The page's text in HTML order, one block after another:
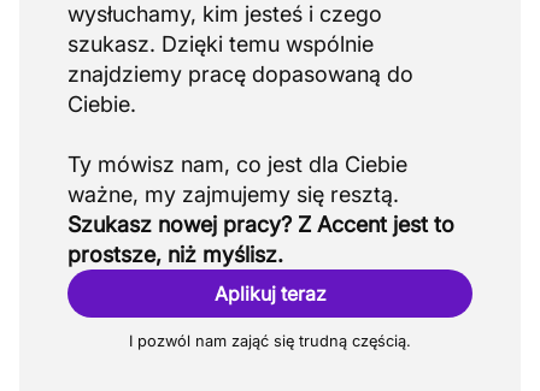
wysłuchamy, kim jesteś i czego
szukasz. Dzięki temu wspólnie
znajdziemy pracę dopasowaną do
Ciebie.
Ty mówisz nam, co jest dla Ciebie
Szukasz nowej pracy? Z Accent jest to
prostsze, niż myślisz.
Aplikuj teraz
I pozwól nam zająć się trudną częścią.